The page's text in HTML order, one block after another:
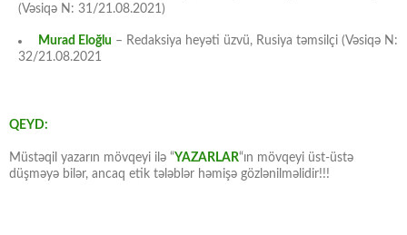
(Vəsiqə N: 31/21.08.2021)
Murad Eloğlu – Redaksiya heyəti üzvü, Rusiya təmsilçi (Vəsiqə N:
32/21.08.2021
QEYD:
Müstəqil yazarın mövqeyi ilə “YAZARLAR“ın mövqeyi üst-üstə
düşməyə bilər, ancaq etik tələblər həmişə gözlənilməlidir!!!